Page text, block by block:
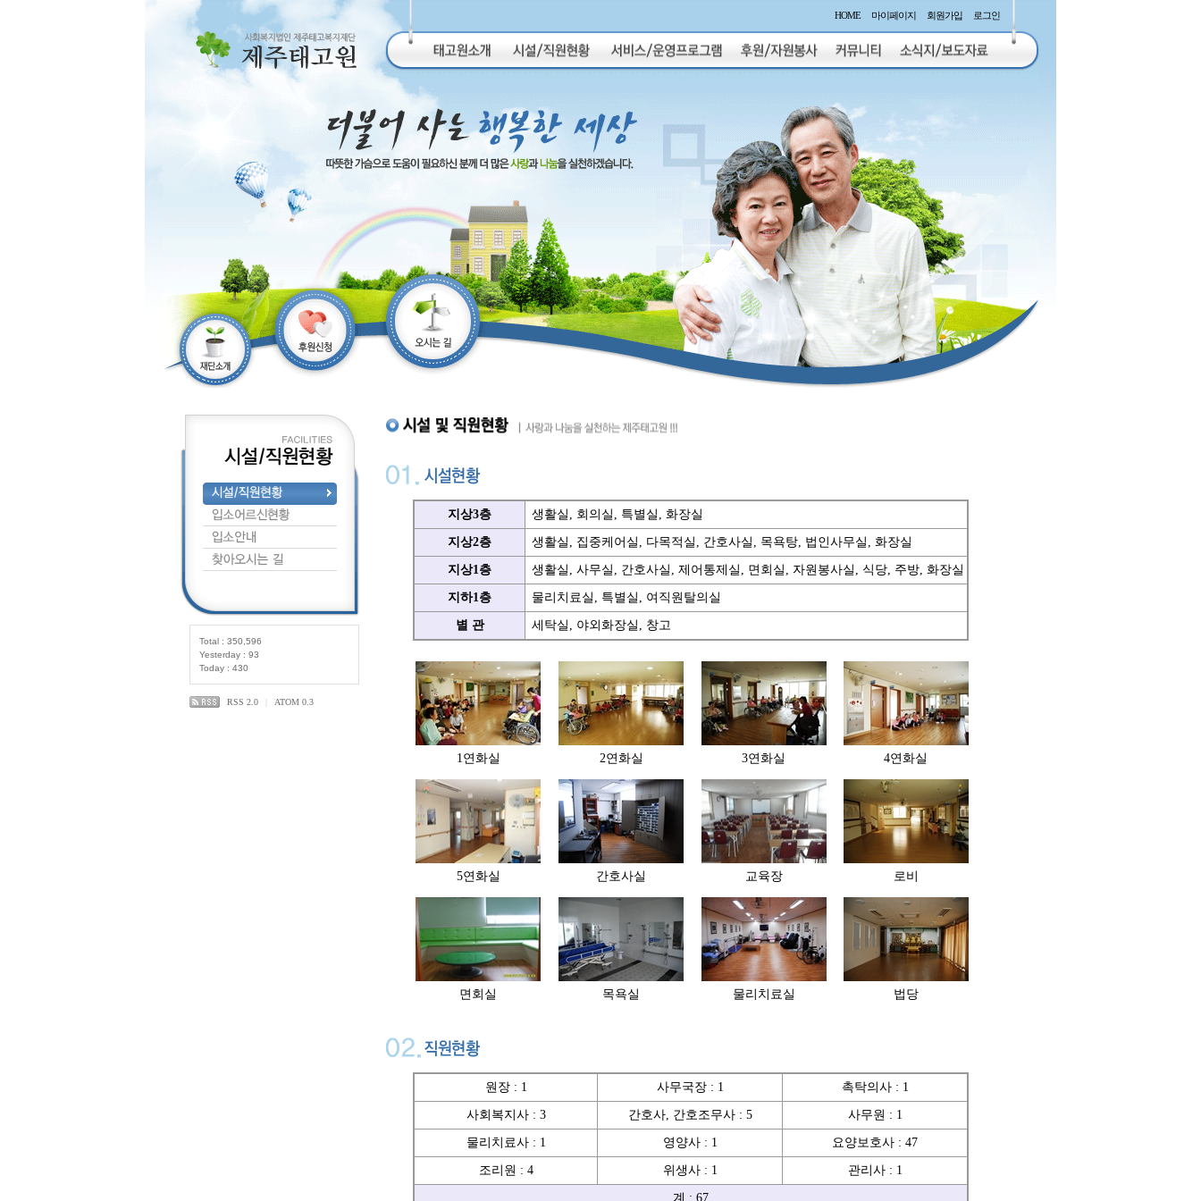
HOME 마이페이지 회원가입 로그인
Total : 350,596
Yesterday : 93
Today : 430
RSS 2.0 ATOM 0.3
지상3층 생활실, 회의실, 특별실, 화장실
지상2층 생활실, 집중케어실, 다목적실, 간호사실, 목욕탕, 법인사무실, 화장실
지상1층 생활실, 사무실, 간호사실, 제어통제실, 면회실, 자원봉사실, 식당, 주방, 화장실
지하1층 물리치료실, 특별실, 여직원탈의실
별 관 세탁실, 야외화장실, 창고
1연화실 2연화실 3연화실 4연화실
5연화실 간호사실 교육장 로비
면회실 목욕실 물리치료실 법당
원장 : 1 사무국장 : 1 촉탁의사 : 1
사회복지사 : 3 간호사, 간호조무사 : 5 사무원 : 1
물리치료사 : 1 영양사 : 1 요양보호사 : 47
조리원 : 4 위생사 : 1 관리사 : 1
계 : 67